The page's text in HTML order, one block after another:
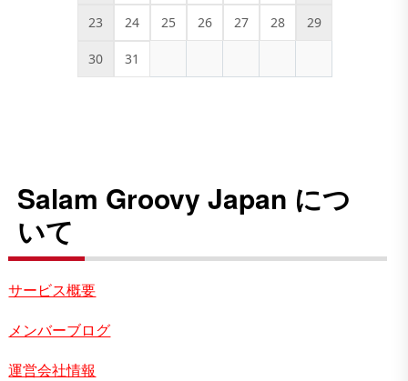
23 24 25 26 27 28 29
30 31
Salam Groovy Japan につ
いて
サービス概要
メンバーブログ
運営会社情報